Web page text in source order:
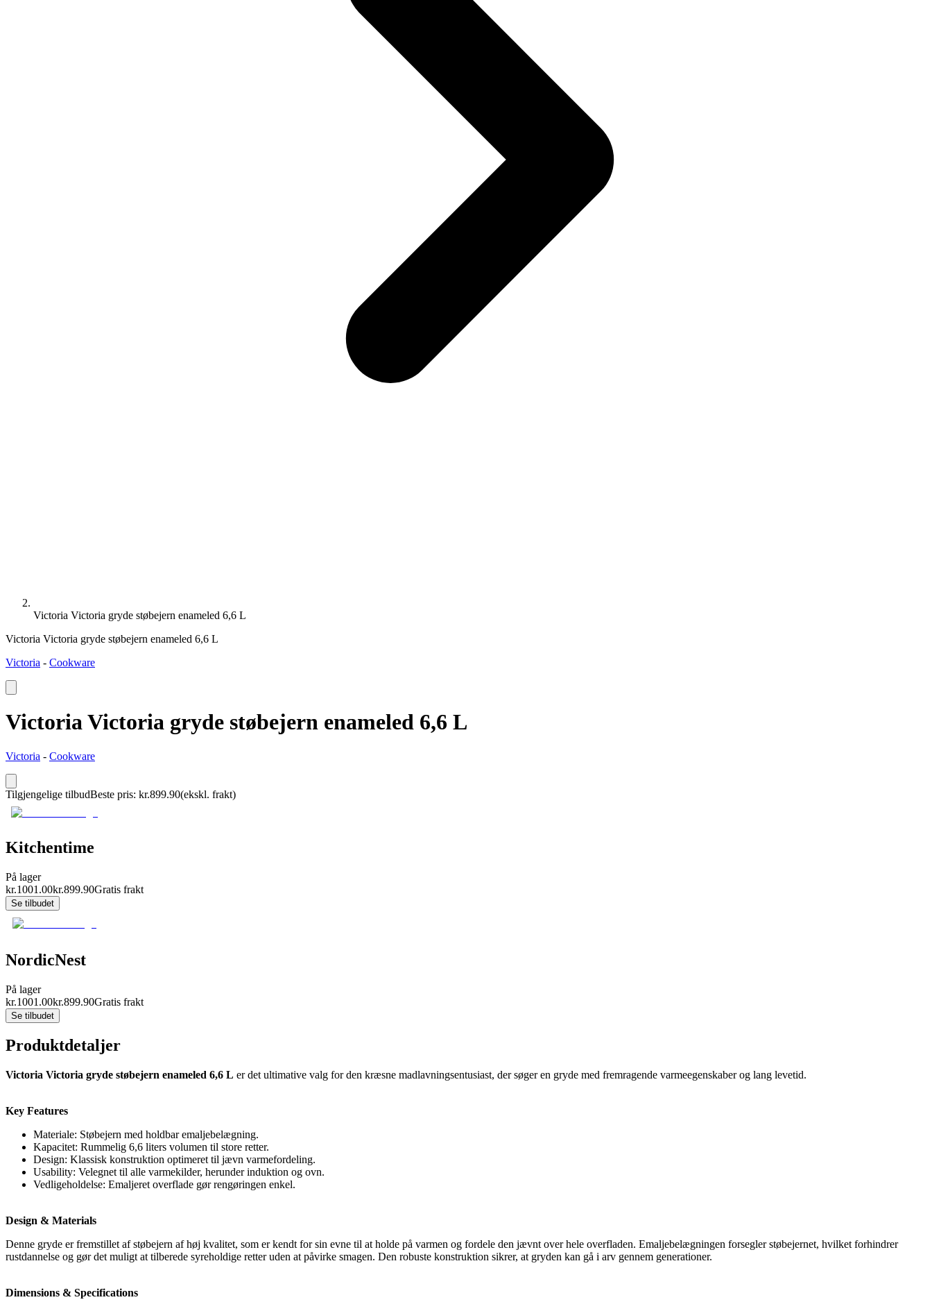
Victoria Victoria gryde støbejern enameled 6,6 L
Victoria Victoria gryde støbejern enameled 6,6 L
Victoria - Cookware
Victoria Victoria gryde støbejern enameled 6,6 L
Victoria - Cookware
Tilgjengelige tilbudBeste pris: kr.899.90(ekskl. frakt)
Kitchentime
På lager
kr.1001.00kr.899.90Gratis frakt
Se tilbudet
NordicNest
På lager
kr.1001.00kr.899.90Gratis frakt
Se tilbudet
Produktdetaljer
Victoria Victoria gryde støbejern enameled 6,6 L er det ultimative valg for den kræsne madlavningsentusiast, der søger en gryde med fremragende varmeegenskaber og lang levetid.
Key Features
Materiale: Støbejern med holdbar emaljebelægning.
Kapacitet: Rummelig 6,6 liters volumen til store retter.
Design: Klassisk konstruktion optimeret til jævn varmefordeling.
Usability: Velegnet til alle varmekilder, herunder induktion og ovn.
Vedligeholdelse: Emaljeret overflade gør rengøringen enkel.
Design & Materials
Denne gryde er fremstillet af støbejern af høj kvalitet, som er kendt for sin evne til at holde på varmen og fordele den jævnt over hele overfladen. Emaljebelægningen forsegler støbejernet, hvilket forhindrer
rustdannelse og gør det muligt at tilberede syreholdige retter uden at påvirke smagen. Den robuste konstruktion sikrer, at gryden kan gå i arv gennem generationer.
Dimensions & Specifications